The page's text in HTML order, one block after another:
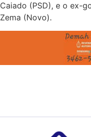
Caiado (PSD), e o ex-
Zema (Novo).